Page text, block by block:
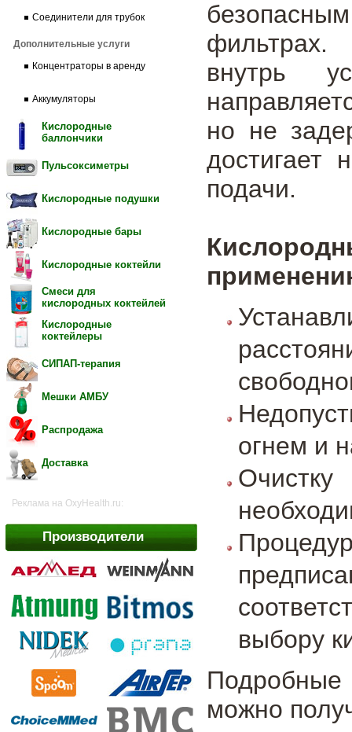
Соединители для трубок
Дополнительные услуги
Концентраторы в аренду
Аккумуляторы
Кислородные
баллончики
Пульсоксиметры
Кислородные подушки
Кислородные бары
Кислородные коктейли
Смеси для
кислородных коктейлей
Кислородные
коктейлеры
СИПАП-терапия
Мешки АМБУ
Распродажа
Доставка
Реклама на OxyHealth.ru:
Производители
фильтрах.
внутрь
но не
достигает
подачи.
огнем и
выбору
Подробные
можно